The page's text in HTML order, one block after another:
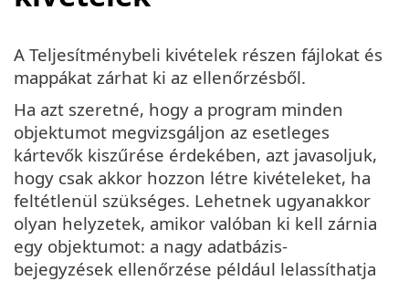
A Teljesítménybeli kivételek részen fájlokat és
mappákat zárhat ki az ellenőrzésből.
Ha azt szeretné, hogy a program minden
objektumot megvizsgáljon az esetleges
kártevők kiszűrése érdekében, azt javasoljuk,
hogy csak akkor hozzon létre kivételeket, ha
feltétlenül szükséges. Lehetnek ugyanakkor
olyan helyzetek, amikor valóban ki kell zárnia
egy objektumot: a nagy adatbázis-
bejegyzések ellenőrzése például lelassíthatja